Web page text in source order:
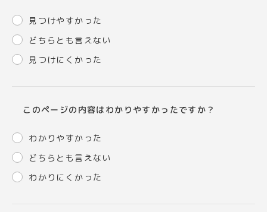
見つけやすかった
どちらとも言えない
見つけにくかった
このページの内容はわかりやすかったですか？
わかりやすかった
どちらとも言えない
わかりにくかった